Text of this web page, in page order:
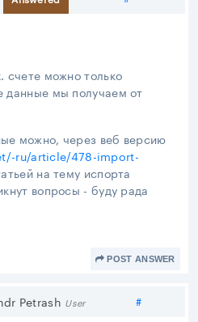
счете можно только
данные мы получаем от
можно, через веб версию
ru/article/478-import-
на тему испорта
вопросы - буду рада
POST ANSWER
Petrash User #Share link